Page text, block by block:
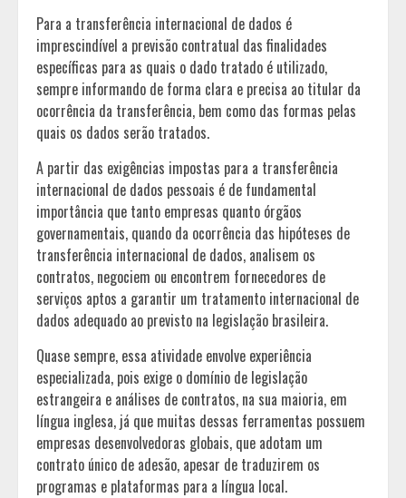
Para a transferência internacional de dados é
imprescindível a previsão contratual das finalidades
específicas para as quais o dado tratado é utilizado,
sempre informando de forma clara e precisa ao titular da
ocorrência da transferência, bem como das formas pelas
quais os dados serão tratados.
A partir das exigências impostas para a transferência
internacional de dados pessoais é de fundamental
importância que tanto empresas quanto órgãos
governamentais, quando da ocorrência das hipóteses de
transferência internacional de dados, analisem os
contratos, negociem ou encontrem fornecedores de
serviços aptos a garantir um tratamento internacional de
dados adequado ao previsto na legislação brasileira.
Quase sempre, essa atividade envolve experiência
especializada, pois exige o domínio de legislação
estrangeira e análises de contratos, na sua maioria, em
língua inglesa, já que muitas dessas ferramentas possuem
empresas desenvolvedoras globais, que adotam um
contrato único de adesão, apesar de traduzirem os
programas e plataformas para a língua local.